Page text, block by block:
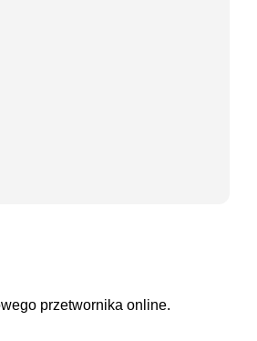
przetwornika online.